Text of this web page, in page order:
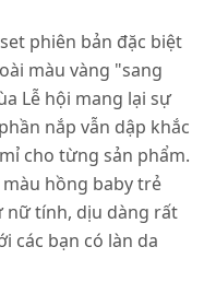
phiên bản đặc biệt
màu vàng "sang
Lễ hội mang lại sự
nắp vẫn dập khắc
cho từng sản phẩm.
hồng baby trẻ
nữ tính, dịu dàng rất
các bạn có làn da